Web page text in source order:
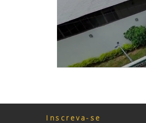
Inscreva-se